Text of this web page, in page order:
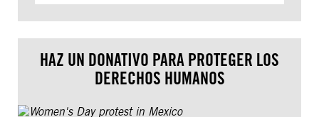
HAZ UN DONATIVO PARA PROTEGER LOS
DERECHOS HUMANOS